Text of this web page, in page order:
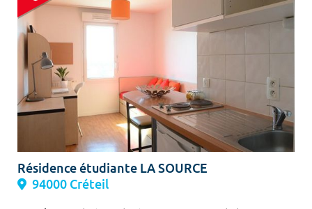
Résidence étudiante LA SOURCE
94000 Créteil